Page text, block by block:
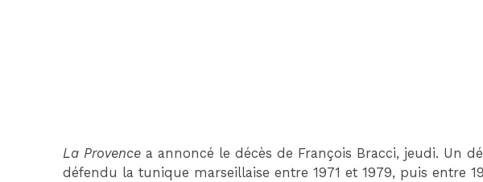
La Provence a annoncé le décès de François Bracci, jeudi. Un
défendu la tunique marseillaise entre 1971 et 1979, puis entre